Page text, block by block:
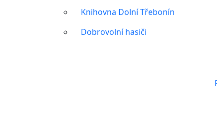
Knihovna Dolní Třebonín
Dobrovolní hasiči